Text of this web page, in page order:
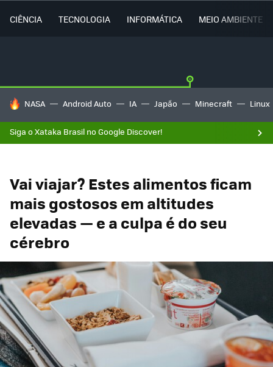
CIÊNCIA TECNOLOGIA INFORMÁTICA MEIO AMBIENTE
TENDÊNCIAS DO DIA
NASA Android Auto IA Japão Minecraft Linux
Siga o Xataka Brasil no Google Discover!
Vai viajar? Estes alimentos ficam
mais gostosos em altitudes
elevadas — e a culpa é do seu
cérebro